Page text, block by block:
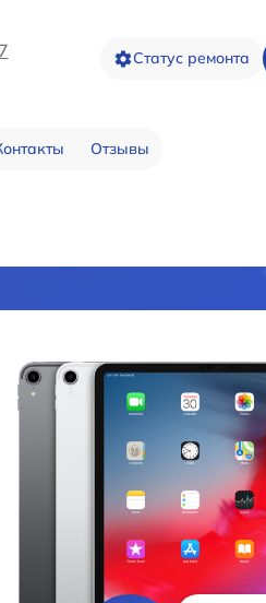
Статус ремонта
Отзывы